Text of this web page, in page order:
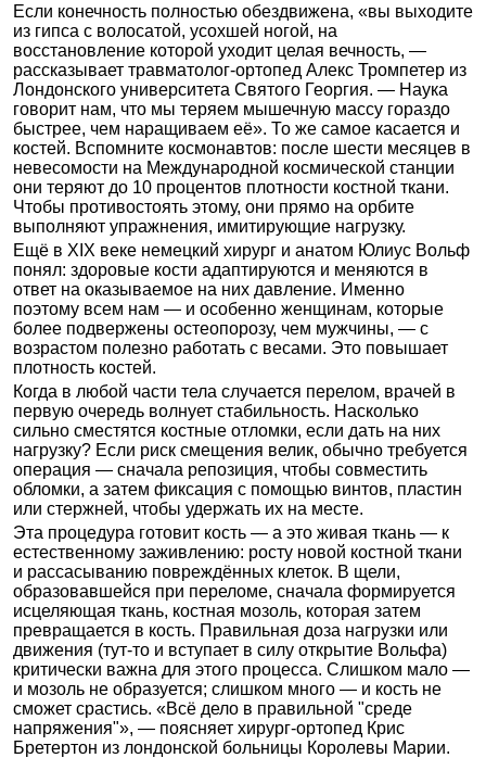
Если конечность полностью обездвижена, «вы выходите
из гипса с волосатой, усохшей ногой, на
восстановление которой уходит целая вечность, —
рассказывает травматолог-ортопед Алекс Тромпетер из
Лондонского университета Святого Георгия. — Наука
говорит нам, что мы теряем мышечную массу гораздо
быстрее, чем наращиваем её». То же самое касается и
костей. Вспомните космонавтов: после шести месяцев в
невесомости на Международной космической станции
они теряют до 10 процентов плотности костной ткани.
Чтобы противостоять этому, они прямо на орбите
выполняют упражнения, имитирующие нагрузку.
Ещё в XIX веке немецкий хирург и анатом Юлиус Вольф
понял: здоровые кости адаптируются и меняются в
ответ на оказываемое на них давление. Именно
поэтому всем нам — и особенно женщинам, которые
более подвержены остеопорозу, чем мужчины, — с
возрастом полезно работать с весами. Это повышает
плотность костей.
Когда в любой части тела случается перелом, врачей в
первую очередь волнует стабильность. Насколько
сильно сместятся костные отломки, если дать на них
нагрузку? Если риск смещения велик, обычно требуется
операция — сначала репозиция, чтобы совместить
обломки, а затем фиксация с помощью винтов, пластин
или стержней, чтобы удержать их на месте.
Эта процедура готовит кость — а это живая ткань — к
естественному заживлению: росту новой костной ткани
и рассасыванию повреждённых клеток. В щели,
образовавшейся при переломе, сначала формируется
исцеляющая ткань, костная мозоль, которая затем
превращается в кость. Правильная доза нагрузки или
движения (тут-то и вступает в силу открытие Вольфа)
критически важна для этого процесса. Слишком мало —
и мозоль не образуется; слишком много — и кость не
сможет срастись. «Всё дело в правильной "среде
напряжения"», — поясняет хирург-ортопед Крис
Бретертон из лондонской больницы Королевы Марии.